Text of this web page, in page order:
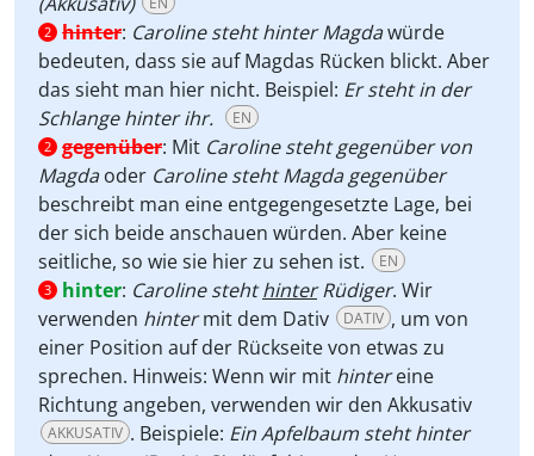
2 hinter: Caroline steht hinter Magdawürde
bedeuten, dass sie auf Magdas Rücken blickt. Aber
das sieht man hier nicht. Beispiel: Er steht in der
Schlange hinter ihr.
EN
2 gegenüber: Mit Caroline steht gegenüber von
Magdaoder Caroline steht Magda gegenüber
beschreibt man eine entgegengesetzte Lage, bei
der sich beide anschauen würden. Aber keine
seitliche, so wie sie hier zu sehen ist.
EN
3 hinter: Caroline stehthinterRüdiger. Wir
verwenden hintermit dem Dativ DATIV , um von
einer Position auf der Rückseite von etwas zu
sprechen. Hinweis: Wenn wir mit hintereine
Richtung angeben, verwenden wir den Akkusativ
AKKUSATIV . Beispiele: Ein Apfelbaum steht hinter